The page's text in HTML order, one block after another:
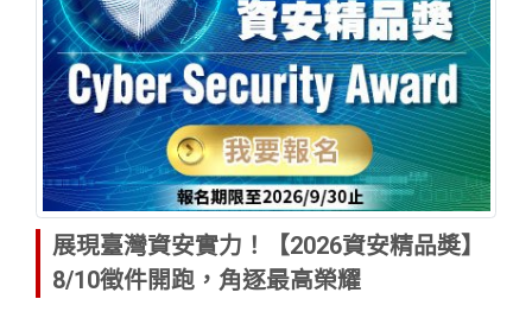
展現臺灣資安實力！【2026資安精品奬】
8/10徵件開跑，角逐最高榮耀